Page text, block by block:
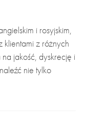
i rosyjskim,
z różnych
jakość, dyskrecję i
nie tylko